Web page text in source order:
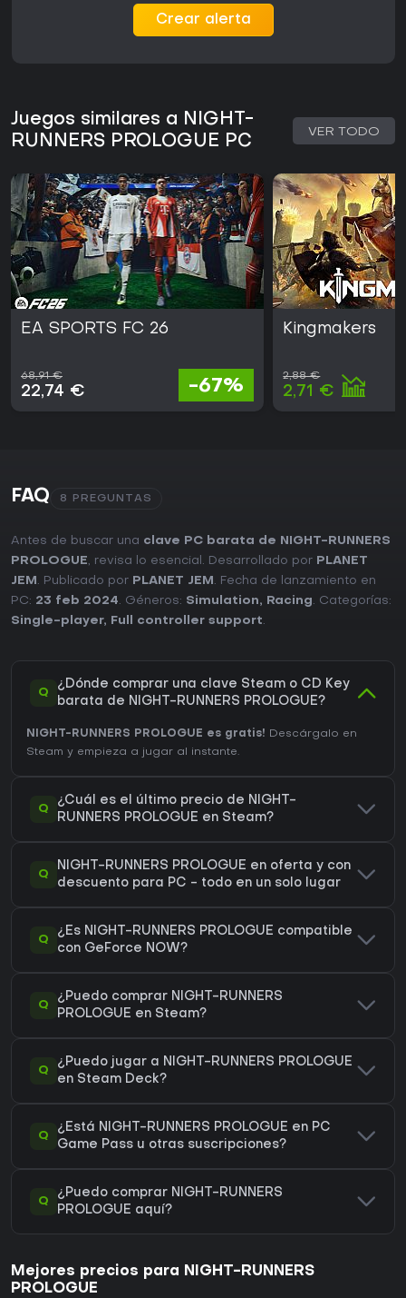
Crear alerta
Juegos similares a NIGHT-
RUNNERS PROLOGUE PC
VER TODO
EA SPORTS FC 26
68,91 €
22,74 € -67%
Kingmakers
2,88 €
2,71 €
FAQ 8 PREGUNTAS
Antes de buscar una clave PC barata de NIGHT-RUNNERS
PROLOGUE, revisa lo esencial. Desarrollado por PLANET
JEM . Publicado por PLANET JEM . Fecha de lanzamiento en
PC: 23 feb 2024. Géneros: Simulation, Racing. Categorías:
Single-player, Full controller support.
Q
¿Dónde comprar una clave Steam o CD Key
barata de NIGHT-RUNNERS PROLOGUE?
NIGHT-RUNNERS PROLOGUE es gratis! Descárgalo en
Steam y empieza a jugar al instante.
Q
¿Cuál es el último precio de NIGHT-
RUNNERS PROLOGUE en Steam?
Q
NIGHT-RUNNERS PROLOGUE en oferta y con
descuento para PC - todo en un solo lugar
Q
¿Es NIGHT-RUNNERS PROLOGUE compatible
con GeForce NOW?
Q
¿Puedo comprar NIGHT-RUNNERS
PROLOGUE en Steam?
Q
¿Puedo jugar a NIGHT-RUNNERS PROLOGUE
en Steam Deck?
Q
¿Está NIGHT-RUNNERS PROLOGUE en PC
Game Pass u otras suscripciones?
Q
¿Puedo comprar NIGHT-RUNNERS
PROLOGUE aquí?
Mejores precios para NIGHT-RUNNERS
PROLOGUE